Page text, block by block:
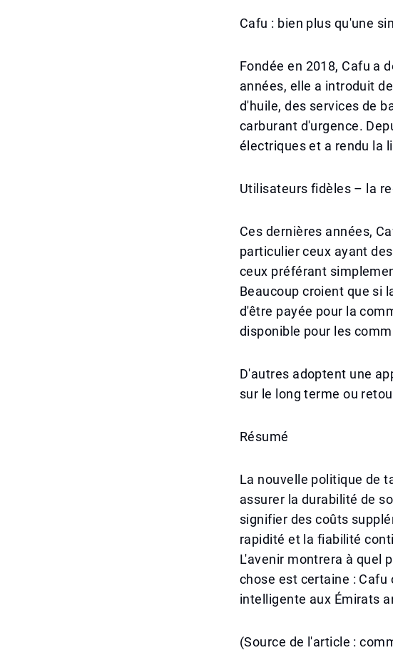
Cafu : bien plus qu'une
Fondée en 2018, Cafu a
années, elle a introduit
d'huile, des services de
carburant d'urgence.
électriques et a rendu la
Utilisateurs fidèles – la
Ces dernières années,
particulier ceux ayant
ceux préférant
Beaucoup croient que si
d'être payée pour la
disponible pour les
D'autres adoptent une
sur le long terme ou
Résumé
La nouvelle politique de
assurer la durabilité de
signifier des coûts
rapidité et la fiabilité
L'avenir montrera à quel
chose est certaine :
intelligente aux Émirats
(Source de l'article :